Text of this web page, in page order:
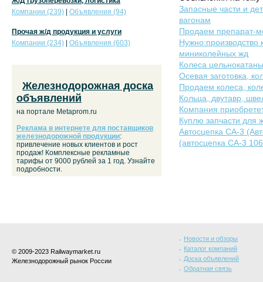
Запасные части и
вагонам
Продаем препарат-
Нужно:производство
миниколейных жд
Колеса
Осевая заготовка,
Продаем колеса,
Кольца, двутавр,
Компания
Куплю запчасти для
Автосцепка СА-3
(автосцепка СА-3
Компании (239)
Объявления (94)
Прочая ж/д продукция и услуги
Компании (234)
Объявления (603)
Железнодорожная доска
объявлений
на портале Metaprom.ru
Реклама в интернете для поставщиков
железнодорожной продукции:
привлечение новых клиентов и рост
продаж! Комплексные рекламные
тарифы от 9000 рублей за 1 год. Узнайте
подробности.
© 2009-2023 Railwaymarket.ru
Железнодорожный рынок России
Новости и обзоры
Каталог компаний
Доска объявлений
Обратная связь